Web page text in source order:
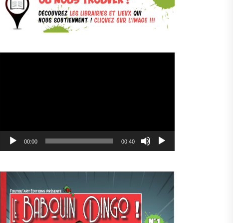
00:00 00:40